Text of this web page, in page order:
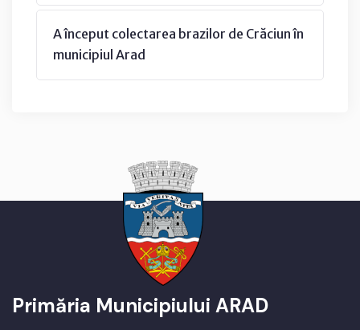
A început colectarea brazilor de Crăciun în
municipiul Arad
Primăria Municipiului ARAD